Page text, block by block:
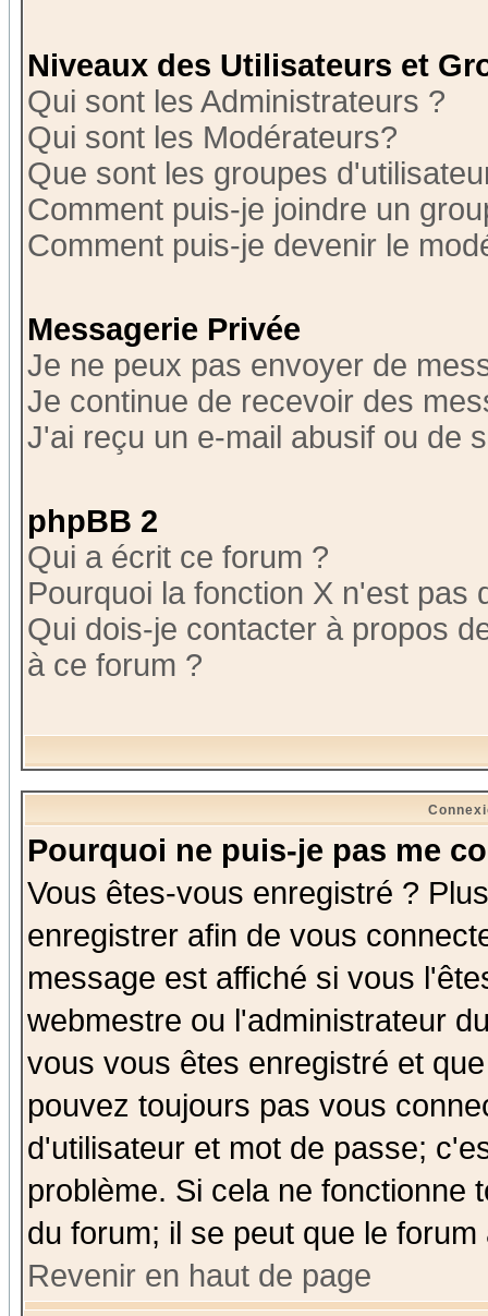
Niveaux des Utilisateurs et
Qui sont les Administrateurs ?
Qui sont les Modérateurs?
Que sont les groupes
Comment puis-je joindre un
Comment puis-je devenir le
Messagerie Privée
Je ne peux pas envoyer de
Je continue de recevoir des
J'ai reçu un e-mail abusif ou de
phpBB 2
Qui a écrit ce forum ?
Pourquoi la fonction X n'est pas
Qui dois-je contacter à propos
à ce forum ?
Pourquoi ne puis-je pas me
Vous êtes-vous enregistré ?
enregistrer afin de vous
message est affiché si vous
webmestre ou l'administrateur
vous vous êtes enregistré et
pouvez toujours pas vous
d'utilisateur et mot de passe;
problème. Si cela ne fonctionne
du forum; il se peut que le
Revenir en haut de page